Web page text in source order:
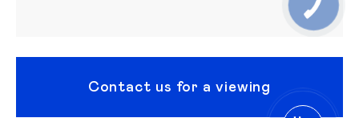
Contact us for a viewing